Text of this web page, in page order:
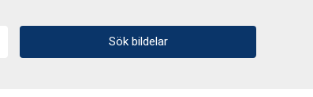
Sök bildelar